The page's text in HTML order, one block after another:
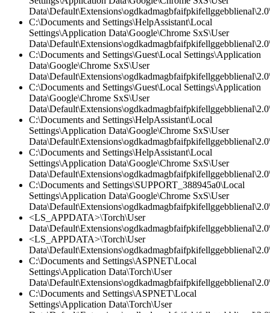
C:\Documents and Settings\HelpAssistant\Local
Settings\Application Data\Google\Chrome SxS\User
C:\Documents and Settings\Guest\Local Settings\Application
Data\Google\Chrome SxS\User
C:\Documents and Settings\Guest\Local Settings\Application
Data\Google\Chrome SxS\User
C:\Documents and Settings\HelpAssistant\Local
Settings\Application Data\Google\Chrome SxS\User
C:\Documents and Settings\HelpAssistant\Local
Settings\Application Data\Google\Chrome SxS\User
C:\Documents and Settings\SUPPORT_388945a0\Local
Settings\Application Data\Google\Chrome SxS\User
<LS_APPDATA>\Torch\User
<LS_APPDATA>\Torch\User
C:\Documents and Settings\ASPNET\Local
Settings\Application Data\Torch\User
C:\Documents and Settings\ASPNET\Local
Settings\Application Data\Torch\User